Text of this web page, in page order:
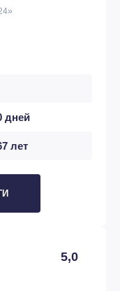
дней
лет
5,0